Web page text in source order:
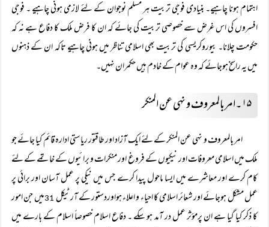
اہتمام ہونا چاہیے۔ بنیادی فوجی تربیت ہر مسلم نوجوان کے لئے لازمی ہونی چاہیے ۔ فوجی
افسروں کی اس غرض سے خصوصی تربیت کی جائے کہ ان کا فرض ملک کا دفاع ہے نہ کہ
حکومت چلانا۔ بیوروکریسی کی تربیت بھی اسلامی تناظر میں ہونی چاہیے تاکہ ان کے ذہنوں
میں یہ راسخ ہوجائے کہ وہ عوام کے خادم ہیں حکمران نہیں۔
۱۵۔امربالمعروف و نہی عن المنکر
امر بالمعروف و نہی عن المنکر کے لئے ایک آزاد اور طاقتور ریاستی ادارہ قائم کیا جائے جو
ملک میں اسلامی معروفات اور نیکیوں کے فروغ اور منکرات و برائیوں کے خاتمے کے لئے
کام کرے اور معاشرے میں ایسا ماحول پیدا کرے جس میں نیکی پر عمل آسان اور برائی پر
عمل مشکل ہوجائے اور شعائر اسلامی کا احیاء و اعلاء ہواوردستور کے آرٹیکل
میں جن امور
کا ذکر کیا گیا ہے ان پرمؤثر عمل در آمد ہو سکے ۔ دفاع اسلام خصوصاً اسلام کے بارے میں